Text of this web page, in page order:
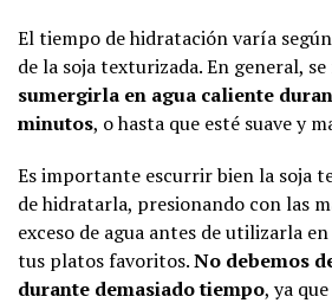
El tiempo de hidratación varía
de la soja texturizada. En general,
sumergirla en agua caliente
minutos, o hasta que esté suave y
Es importante escurrir bien la soja
de hidratarla, presionando con las
exceso de agua antes de utilizarla
tus platos favoritos.No debemos
durante demasiado tiempo, ya